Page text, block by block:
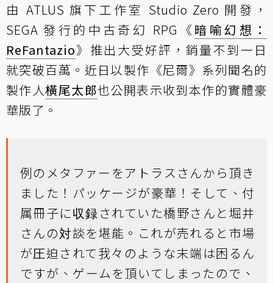
由 ATLUS 旗下工作室 Studio Zero 開發，
SEGA 發行的中古奇幻 RPG《 暗喻幻想：
ReFantazio》推出大受好評， 銷量不到一日
就突破百萬 。近日以製作《尼爾》系列聞名的
製作人橫尾太郎也公開表示收到本作的實體豪
華版了。
例のメタファーをアトラスさんから頂き
ました！パッケージが豪華！そして、付
属冊子に収録されていた橋野さんと堀井
さんの対談を堪能。これが売れると市場
が圧迫されて我々のような末端は困るん
ですが、ゲームを頂いてしまったので、